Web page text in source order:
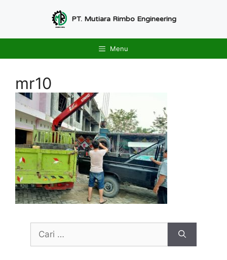
PT. Mutiara Rimbo Engineering
Menu
mr10
Cari